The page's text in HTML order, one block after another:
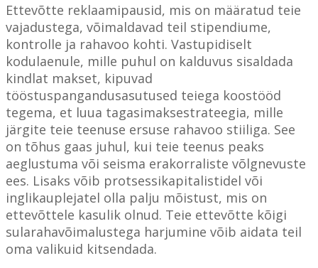
Ettevõtte reklaamipausid, mis on määratud teie
vajadustega, võimaldavad teil stipendiume,
kontrolle ja rahavoo kohti. Vastupidiselt
kodulaenule, mille puhul on kalduvus sisaldada
kindlat makset, kipuvad
tööstuspangandusasutused teiega koostööd
tegema, et luua tagasimaksestrateegia, mille
järgite teie teenuse ersuse rahavoo stiiliga. See
on tõhus gaas juhul, kui teie teenus peaks
aeglustuma või seisma erakorraliste võlgnevuste
ees. Lisaks võib protsessikapitalistidel või
inglikauplejatel olla palju mõistust, mis on
ettevõttele kasulik olnud. Teie ettevõtte kõigi
sularahavõimalustega harjumine võib aidata teil
oma valikuid kitsendada.